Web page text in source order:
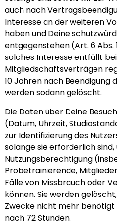
auch nach
Interesse an der weiteren
haben und Deine
entgegenstehen (Art. 6 Abs.
solches Interesse entfällt
Mitgliedschaftsverträgen
10 Jahren nach Beendigung
werden sodann gelöscht.
Die Daten über Deine
(Datum, Uhrzeit,
zur Identifizierung des
solange sie erforderlich sind,
Nutzungsberechtigung
Probetrainierende,
Fälle von Missbrauch oder
können. Sie werden
Zwecke nicht mehr benötigt
nach 72 Stunden.